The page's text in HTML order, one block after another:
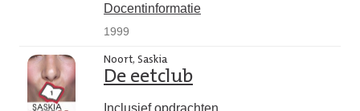
Docentinformatie
1999
Noort, Saskia
De eetclub
Inclusief opdrachten